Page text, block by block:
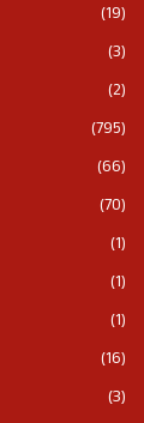
(19)
(3)
(2)
(795)
(66)
(70)
(1)
(1)
(1)
(16)
(3)